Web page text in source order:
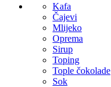
Kafa
Čajevi
Mlijeko
Oprema
Sirup
Toping
Tople čokolade
Sok